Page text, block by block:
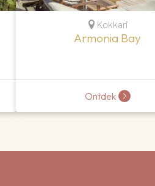
Kokkari
Armonia Bay
Ontdek